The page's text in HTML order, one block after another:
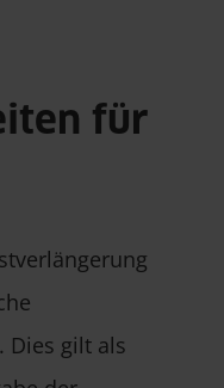
für
Dies gilt als